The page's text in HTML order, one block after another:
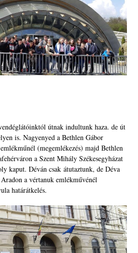
útnak indultunk haza. de út
is. Nagyenyed a Bethlen Gábor
(megemlékezés) majd Bethlen
a Szent Mihály Székesegyházat
kaput. Déván csak átutaztunk, de Déva
a vértanuk emlékművénél
határátkelés.